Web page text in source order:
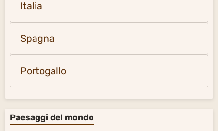
Italia
Spagna
Portogallo
Paesaggi del mondo